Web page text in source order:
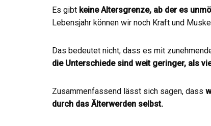
Es gibt keine Altersgrenze, ab der es
Lebensjahr können wir noch Kraft und
Das bedeutet nicht, dass es mit
die Unterschiede sind weit geringer, als
Zusammenfassend lässt sich sagen, dass
durch das Älterwerden selbst.